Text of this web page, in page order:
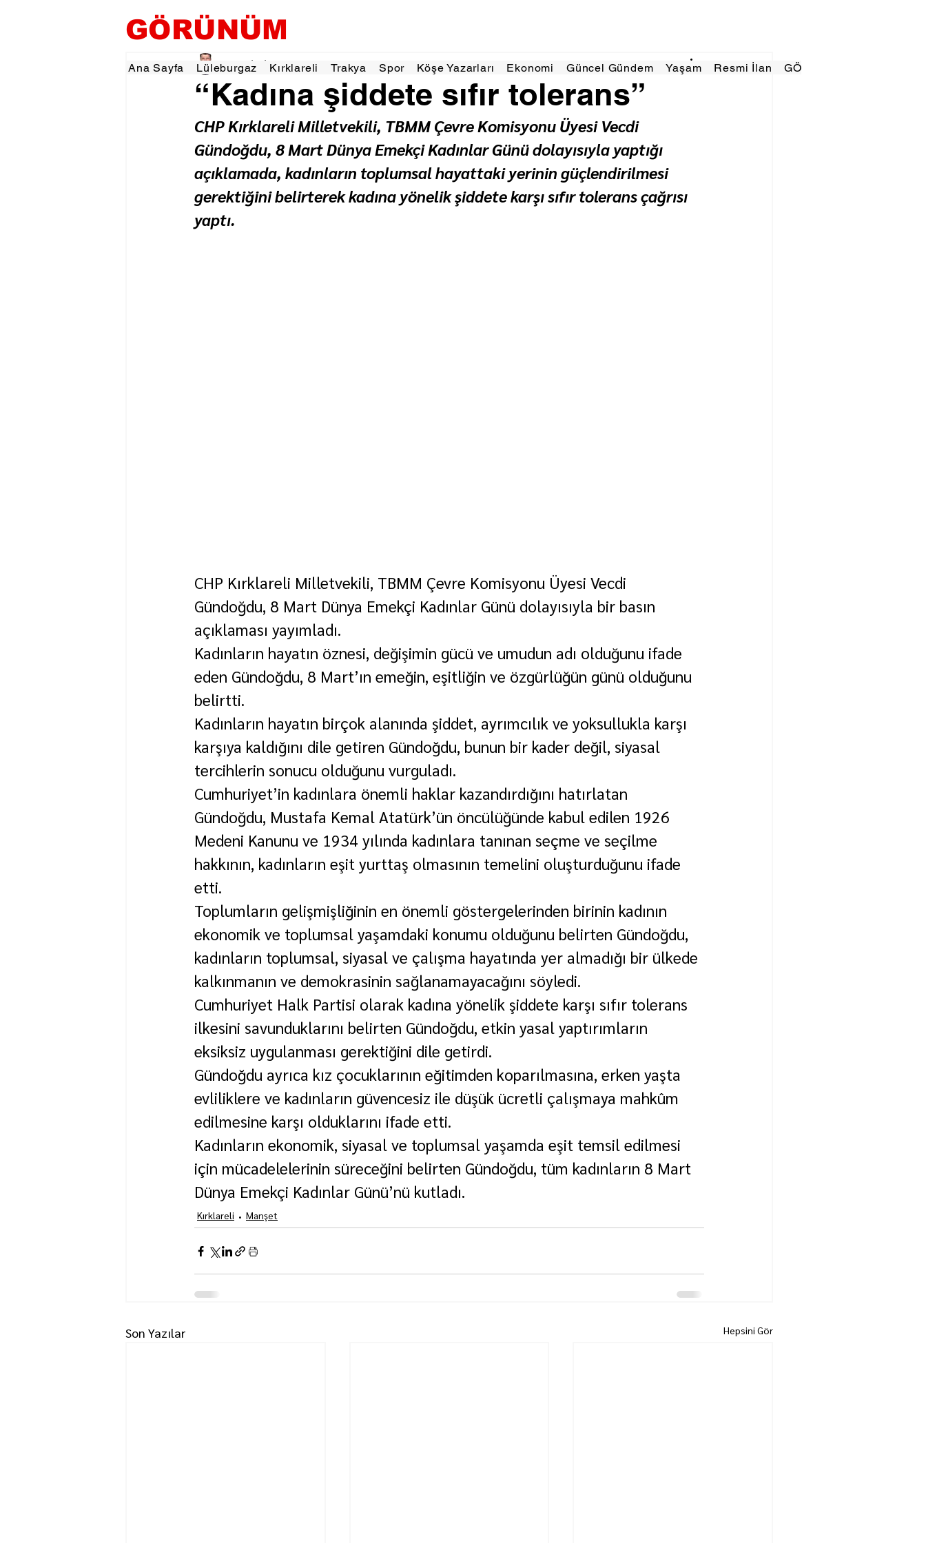
GÖRÜNÜM
Ana Sayfa Lüleburgaz Kırklareli Trakya Spor Köşe Yazarları Ekonomi Güncel Gündem Yaşam Resmi İlan GÖRÜNÜMTV
“Kadına şiddete sıfır tolerans”
Tevfik İŞÇİ 7 Mar 1 dakikada okunur
CHP Kırklareli Milletvekili, TBMM Çevre Komisyonu Üyesi Vecdi
Gündoğdu, 8 Mart Dünya Emekçi Kadınlar Günü dolayısıyla yaptığı
açıklamada, kadınların toplumsal hayattaki yerinin güçlendirilmesi
gerektiğini belirterek kadına yönelik şiddete karşı sıfır tolerans çağrısı
yaptı.
CHP Kırklareli Milletvekili, TBMM Çevre Komisyonu Üyesi Vecdi
Gündoğdu, 8 Mart Dünya Emekçi Kadınlar Günü dolayısıyla bir basın
açıklaması yayımladı.
Kadınların hayatın öznesi, değişimin gücü ve umudun adı olduğunu ifade
eden Gündoğdu, 8 Mart’ın emeğin, eşitliğin ve özgürlüğün günü olduğunu
belirtti.
Kadınların hayatın birçok alanında şiddet, ayrımcılık ve yoksullukla karşı
karşıya kaldığını dile getiren Gündoğdu, bunun bir kader değil, siyasal
tercihlerin sonucu olduğunu vurguladı.
Cumhuriyet’in kadınlara önemli haklar kazandırdığını hatırlatan
Gündoğdu, Mustafa Kemal Atatürk’ün öncülüğünde kabul edilen 1926
Medeni Kanunu ve 1934 yılında kadınlara tanınan seçme ve seçilme
hakkının, kadınların eşit yurttaş olmasının temelini oluşturduğunu ifade
etti.
Toplumların gelişmişliğinin en önemli göstergelerinden birinin kadının
ekonomik ve toplumsal yaşamdaki konumu olduğunu belirten Gündoğdu,
kadınların toplumsal, siyasal ve çalışma hayatında yer almadığı bir ülkede
kalkınmanın ve demokrasinin sağlanamayacağını söyledi.
Cumhuriyet Halk Partisi olarak kadına yönelik şiddete karşı sıfır tolerans
ilkesini savunduklarını belirten Gündoğdu, etkin yasal yaptırımların
eksiksiz uygulanması gerektiğini dile getirdi.
Gündoğdu ayrıca kız çocuklarının eğitimden koparılmasına, erken yaşta
evliliklere ve kadınların güvencesiz ile düşük ücretli çalışmaya mahkûm
edilmesine karşı olduklarını ifade etti.
Kadınların ekonomik, siyasal ve toplumsal yaşamda eşit temsil edilmesi
için mücadelelerinin süreceğini belirten Gündoğdu, tüm kadınların 8 Mart
Dünya Emekçi Kadınlar Günü’nü kutladı.
Kırklareli Manşet
Son Yazılar Hepsini Gör